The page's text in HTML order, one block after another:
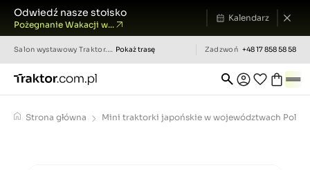
Odwiedź nasze stoisko
Pożegnanie Wakacji w...
Kalendarz
Salon wystawowy Traktor.com.pl Pokaż trasę Zadzwoń +48 17 858 58 58
Strona główna Mini traktorki japońskie w województwach Polski